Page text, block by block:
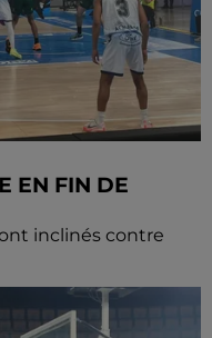
EN FIN DE
inclinés contre